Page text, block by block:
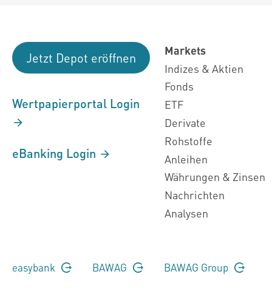
Jetzt Depot eröffnen
Wertpapierportal Login
eBanking Login
Markets
Indizes & Aktien
Fonds
ETF
Derivate
Rohstoffe
Anleihen
Währungen & Zinsen
Nachrichten
Analysen
easybank BAWAG BAWAG Group